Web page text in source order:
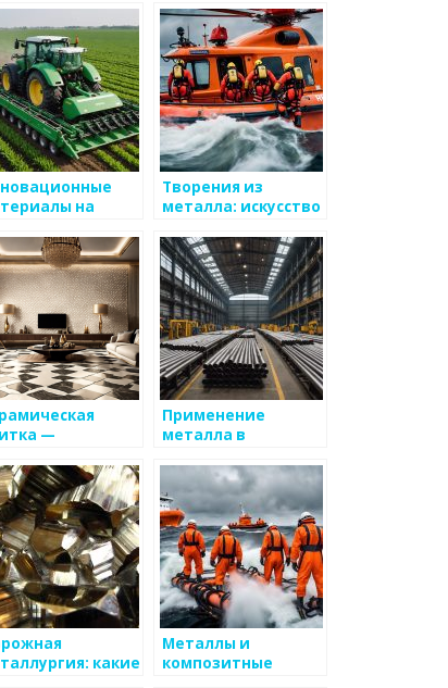
на
Творения из
металла: искусство
функциональность
—
для
вашего
Применение
металла в
модулях
какие
Металлы и
композитные